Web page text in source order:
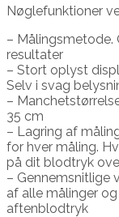
Nøglefunktioner
– Målingsmetode.
resultater
– Stort oplyst
Selv i svag
–
35 cm
– Lagring af
for hver måling.
på dit blodtryk
– Gennemsnitlige
af alle målinger
aftenblodtryk